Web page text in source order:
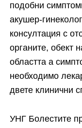
подобни
акушер-
консултация с
органите, обект
областта а
необходимо
двете клинични
УНГ Болестите